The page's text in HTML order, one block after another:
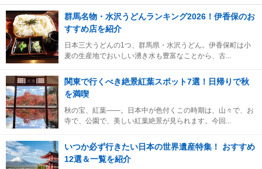
群馬名物・水沢うどんランキング2026！伊香保のお
すすめ店を紹介
日本三大うどんの1つ、群馬県・水沢うどん。伊香保町は小
麦の生産地でおいしい湧き水も豊富なことから、古...
関東で行くべき絶景紅葉スポット7選！日帰りで秋
を満喫
秋の宝、紅葉――。日本中が色付くこの時期は、山々で、お
寺で、公園で、美しい紅葉絶景が見られます。今回...
いつか必ず行きたい日本の世界遺産特集！ おすすめ
12選＆一覧を紹介